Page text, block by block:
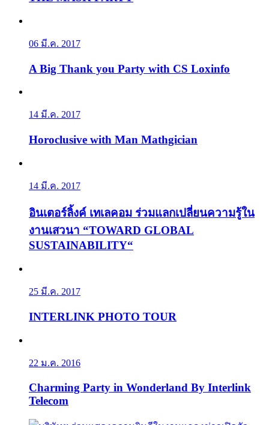
06 มี.ค. 2017
A Big Thank you Party with CS Loxinfo
14 มี.ค. 2017
Horoclusive with Man Mathgician
14 มี.ค. 2017
อินเตอร์ลิ้งค์ เทเลคอม ร่วมแลกเปลี่ยนความรู้ใน
งานเสวนา “TOWARD GLOBAL
SUSTAINABILITY“
25 มี.ค. 2017
INTERLINK PHOTO TOUR
22 ม.ค. 2016
Charming Party in Wonderland By Interlink
Telecom